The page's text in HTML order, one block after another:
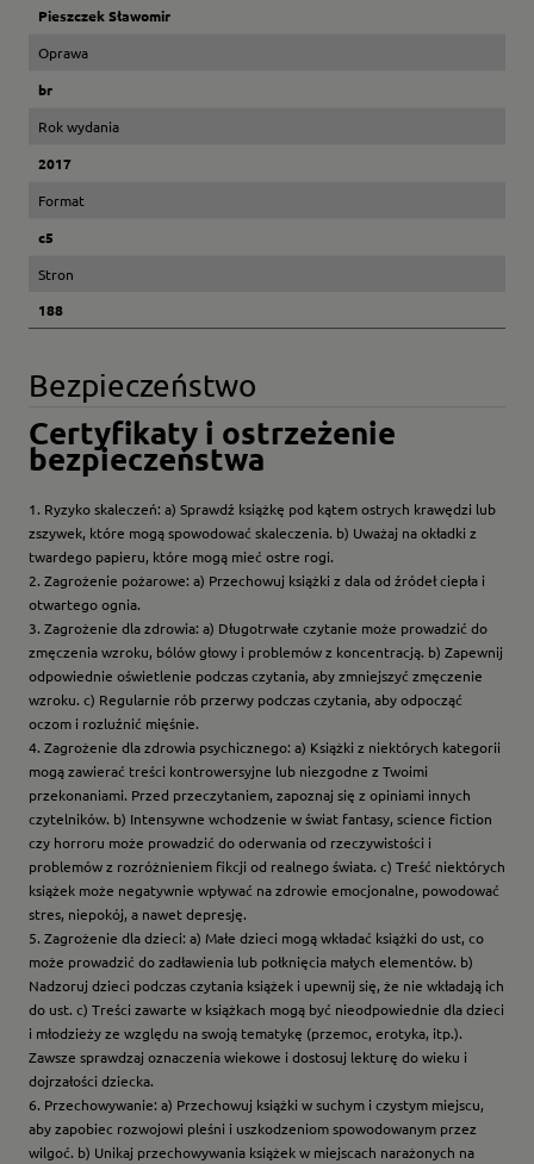
Pieszczek Sławomir
Oprawa
br
Rok wydania
2017
Format
c5
Stron
188
Bezpieczeństwo
Certyfikaty i ostrzeżenie
bezpieczeństwa
1. Ryzyko skaleczeń: a) Sprawdź książkę pod kątem ostrych krawędzi lub
zszywek, które mogą spowodować skaleczenia. b) Uważaj na okładki z
twardego papieru, które mogą mieć ostre rogi.
2. Zagrożenie pożarowe: a) Przechowuj książki z dala od źródeł ciepła i
otwartego ognia.
3. Zagrożenie dla zdrowia: a) Długotrwałe czytanie może prowadzić do
zmęczenia wzroku, bólów głowy i problemów z koncentracją. b) Zapewnij
odpowiednie oświetlenie podczas czytania, aby zmniejszyć zmęczenie
wzroku. c) Regularnie rób przerwy podczas czytania, aby odpocząć
oczom i rozluźnić mięśnie.
4. Zagrożenie dla zdrowia psychicznego: a) Książki z niektórych kategorii
mogą zawierać treści kontrowersyjne lub niezgodne z Twoimi
przekonaniami. Przed przeczytaniem, zapoznaj się z opiniami innych
czytelników. b) Intensywne wchodzenie w świat fantasy, science fiction
czy horroru może prowadzić do oderwania od rzeczywistości i
problemów z rozróżnieniem fikcji od realnego świata. c) Treść niektórych
książek może negatywnie wpływać na zdrowie emocjonalne, powodować
stres, niepokój, a nawet depresję.
5. Zagrożenie dla dzieci: a) Małe dzieci mogą wkładać książki do ust, co
może prowadzić do zadławienia lub połknięcia małych elementów. b)
Nadzoruj dzieci podczas czytania książek i upewnij się, że nie wkładają ich
do ust. c) Treści zawarte w książkach mogą być nieodpowiednie dla dzieci
i młodzieży ze względu na swoją tematykę (przemoc, erotyka, itp.).
Zawsze sprawdzaj oznaczenia wiekowe i dostosuj lekturę do wieku i
dojrzałości dziecka.
6. Przechowywanie: a) Przechowuj książki w suchym i czystym miejscu,
aby zapobiec rozwojowi pleśni i uszkodzeniom spowodowanym przez
wilgoć. b) Unikaj przechowywania książek w miejscach narażonych na